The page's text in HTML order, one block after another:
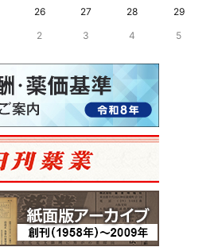
26 27 28
29
2 3 4 5